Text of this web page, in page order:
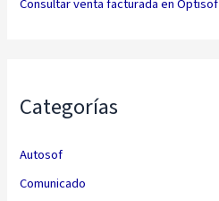
Consultar venta facturada en Optisof
Categorías
Autosof
Comunicado